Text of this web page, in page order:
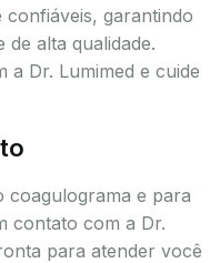
garantindo
de alta qualidade.
a Dr. Lumimed e cuide
coagulograma e para
contato com a Dr.
para atender você